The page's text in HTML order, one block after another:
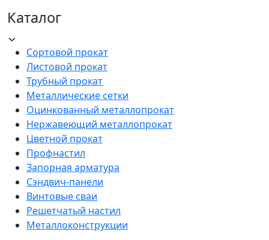
Каталог
Сортовой прокат
Листовой прокат
Трубный прокат
Металлические сетки
Оцинкованный металлопрокат
Нержавеющий металлопрокат
Цветной прокат
Профнастил
Запорная арматура
Сэндвич-панели
Винтовые сваи
Решетчатый настил
Металлоконструкции